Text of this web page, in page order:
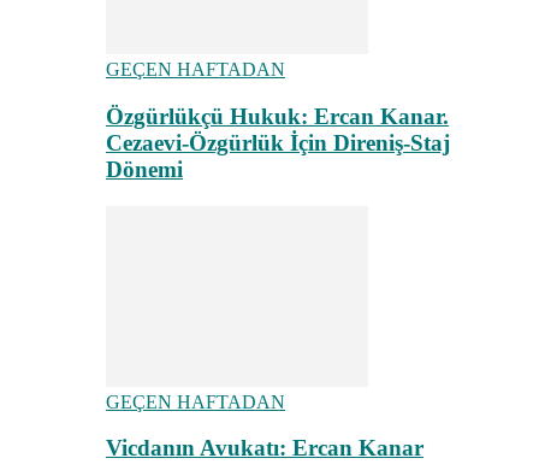
GEÇEN HAFTADAN
Özgürlükçü Hukuk: Ercan Kanar.
Cezaevi-Özgürlük İçin Direniş-Staj
Dönemi
GEÇEN HAFTADAN
Vicdanın Avukatı: Ercan Kanar